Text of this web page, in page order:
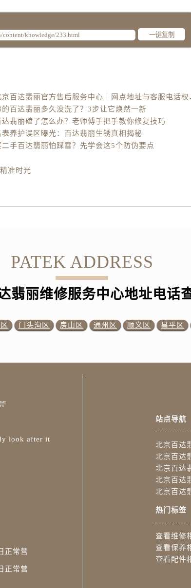
一键复制
北京百达翡
的百达翡丽多久没洗了？3步让它焕然一新
达翡丽磕了怎么办？老师傅手把手教你修复技巧
表养护误区曝光：百达翡丽生锈真相揭秘
二手百达翡丽怕踩雷？先学会这5个防伪要点
准时光
PATEK ADDRESS
翡丽维修服务中心地址电话
门头沟区 房山区 通州区 顺义区 昌平区
look after it
正常营
正常营
站点导航
北京百达
北京百达
北京百达
北京百达
北京百达
热门标签
查看维修
查看保养
查看配件